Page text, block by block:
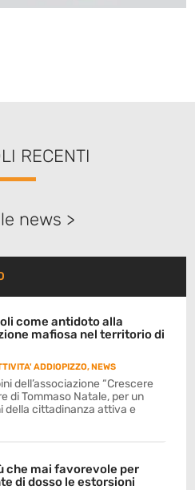
RECENTI
news >
come antidoto alla
mafiosa nel territorio di
ADDIOPIZZO,NEWS
dell’associazione “Crescere
di Tommaso Natale, per un
della cittadinanza attiva e
che mai favorevole per
di dosso le estorsioni